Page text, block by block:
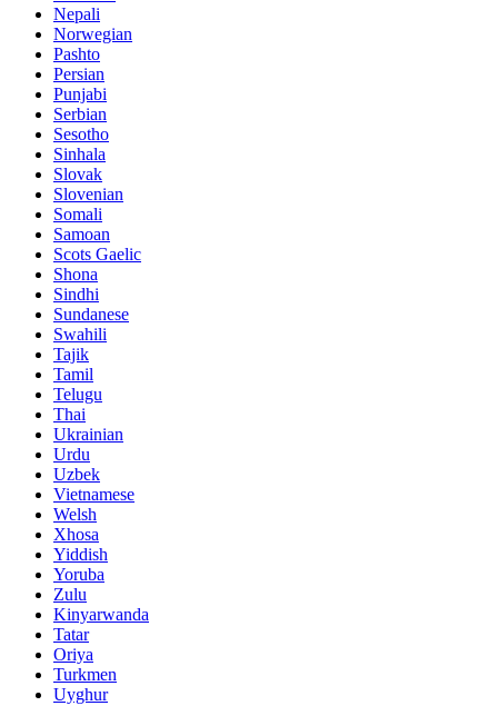
Nepali
Norwegian
Pashto
Persian
Punjabi
Serbian
Sesotho
Sinhala
Slovak
Slovenian
Somali
Samoan
Scots Gaelic
Shona
Sindhi
Sundanese
Swahili
Tajik
Tamil
Telugu
Thai
Ukrainian
Urdu
Uzbek
Vietnamese
Welsh
Xhosa
Yiddish
Yoruba
Zulu
Kinyarwanda
Tatar
Oriya
Turkmen
Uyghur